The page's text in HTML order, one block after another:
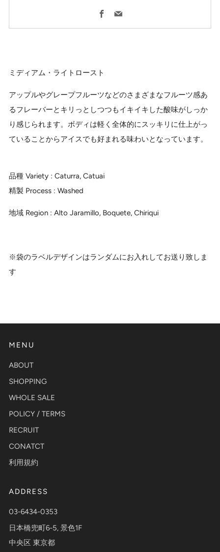
Facebook
Email
ミディアム・ライトロースト
アップルやグレープフルーツなどのさまざまなフルーツ感あ
るフレーバーとキリっとしつつもイキイキした酸味がしっか
り感じられます。ボディは軽く全体的にスッキリに仕上がっ
ていることからアイスでも好まれる味わいとなっています。
品種 Variety : Caturra, Catuai
精製 Process : Washed
地域 Region : Alto Jaramillo, Boquete, Chiriqui
※袋のラベルデザインはランダムにお入れしてお送り致しま
す
MENU
ABOUT
SHOPPING
WHOLE SALE
POLICY / TERMS
RECRUIT
CONATCT
利用規約
ADDRESS
03-6434-0353
日本橋兜町6-5, 景色1F
中央区 東京都